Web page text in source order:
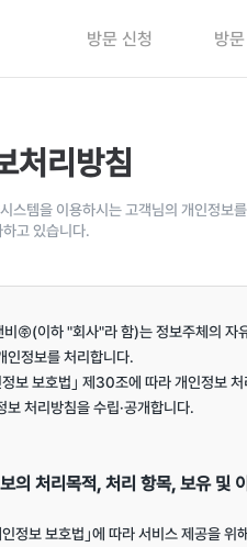
방문 신청 방
처리방침
스템을 이용하시는 고객님의 개인정보
고 있습니다.
비㈜(이하 "회사"라 함)는 정보주체의 자
인정보를 처리합니다.
보 보호법｣ 제30조에 따라 개인정보
보 처리방침을 수립·공개합니다.
의 처리목적, 처리 항목, 보유 및
정보 보호법｣에 따라 서비스 제공을 위